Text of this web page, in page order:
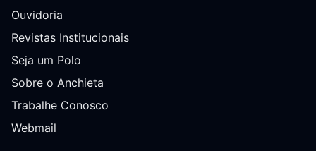
Ouvidoria
Revistas Institucionais
Seja um Polo
Sobre o Anchieta
Trabalhe Conosco
Webmail